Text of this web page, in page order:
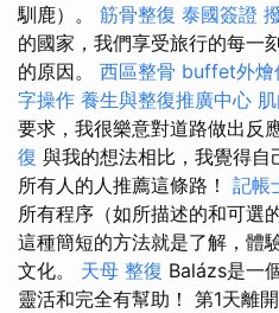
馴鹿）。 筋骨整復 泰國簽證
的國家，我們享受旅行的每一
的原因。 西區整骨 buffet外燴
字操作 養生與整復推廣中心
要求，我很樂意對道路做出反
復 與我的想法相比，我覺得自
所有人的人推薦這條路！ 記帳
所有程序（如所描述的和可選
這種簡短的方法就是了解，體
文化。 天母 整復 Balázs是一
靈活和完全有幫助！ 第1天離